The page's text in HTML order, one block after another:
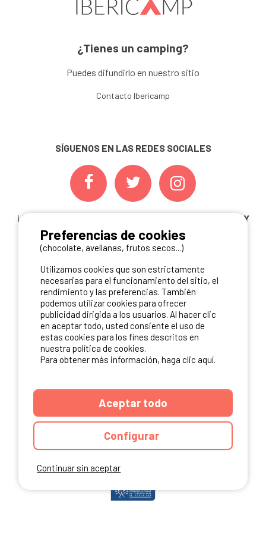
¿Tienes un camping?
Puedes difundirlo en nuestro sitio
Contacto Ibericamp
SÍGUENOS EN LAS REDES SOCIALES
¡ Y NO TE PIERDAS NUESTRAS
OFERTAS, CONCURSOS Y
NOVEDADESINSCRIBIÉNDOTE A NUESTRA
NEWSLETTER!
ME INSCRIBO
NUESTROS PARTNERS
Continuar sin aceptar
Preferencias de cookies
(chocolate, avellanas, frutos secos...)
Utilizamos cookies que son estrictamente
necesarias para el funcionamiento del sitio, el
rendimiento y las preferencias. También
podemos utilizar cookies para ofrecer
publicidad dirigida a los usuarios. Al hacer clic
en aceptar todo, usted consiente el uso de
estas cookies para los fines descritos en
nuestra política de cookies.
Para obtener más información, haga clic aquí.
Aceptar todo
Configurar